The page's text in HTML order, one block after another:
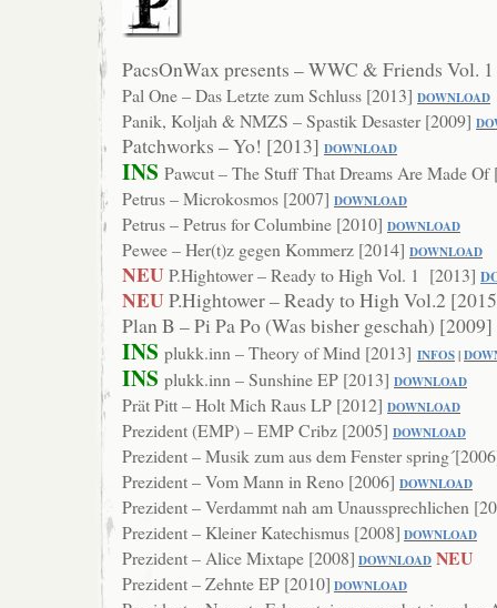
PacsOnWax presents – WWC & Friends Vol.
Pal One – Das Letzte zum Schluss [2013] DOWNLOAD
Panik, Koljah & NMZS – Spastik Desaster [2009]
Patchworks – Yo! [2013] DOWNLOAD
INS Pawcut – The Stuff That Dreams Are Made Of
Petrus – Microkosmos [2007] DOWNLOAD
Petrus – Petrus for Columbine [2010] DOWNLOAD
Pewee – Her(t)z gegen Kommerz [2014] DOWNLOAD
NEUP.Hightower – Ready to High Vol. 1 [2013]
NEUP.Hightower – Ready to High Vol.2
Plan B – Pi Pa Po (Was bisher geschah) [2009]
INS plukk.inn – Theory of Mind [2013] INFOS|
INS plukk.inn – Sunshine EP [2013] DOWNLOAD
Prät Pitt – Holt Mich Raus LP [2012] DOWNLOAD
Prezident (EMP) – EMP Cribz [2005] DOWNLOAD
Prezident – Musik zum aus dem Fenster
Prezident – Vom Mann in Reno [2006] DOWNLOAD
Prezident – Verdammt nah am Unaussprechlichen
Prezident – Kleiner Katechismus [2008] DOWNLOAD
Prezident – Alice Mixtape [2008] DOWNLOAD NEU
Prezident – Zehnte EP [2010] DOWNLOAD